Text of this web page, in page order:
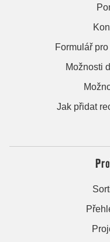
Formulář
Možnosti
Jak přidat